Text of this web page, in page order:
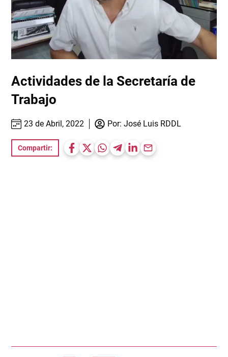
Actividades de la Secretaría de
Trabajo
23 de Abril, 2022 Por: José Luis RDDL
Compartir: